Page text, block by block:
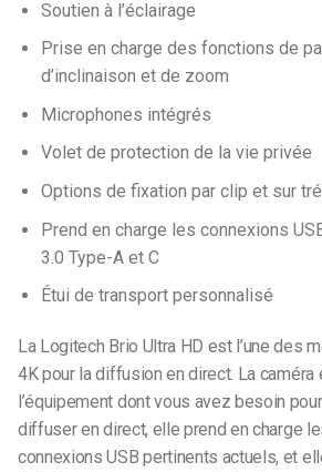
Soutien à l’éclairage
Prise en charge des fonctions de
d’inclinaison et de zoom
Microphones intégrés
Volet de protection de la vie privée
Options de fixation par clip et sur
Prend en charge les connexions
3.0 Type-A et C
Étui de transport personnalisé
La Logitech Brio Ultra HD est l’une des
4K pour la diffusion en direct. La
l’équipement dont vous avez besoin
diffuser en direct, elle prend en charge
connexions USB pertinents actuels, et